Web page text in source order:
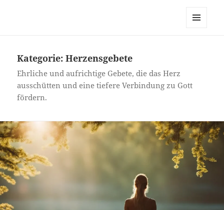
Kategorie:Herzensgebete
Ehrliche und aufrichtige Gebete, die das Herz
ausschütten und eine tiefere Verbindung zu Gott
fördern.